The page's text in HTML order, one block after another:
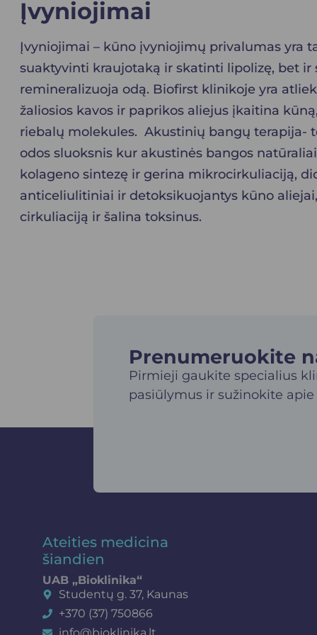
Įvyniojimai
Įvyniojimai – kūno įvyniojimų privalumas yra
suaktyvinti kraujotaką ir skatinti lipolizę, bet
remineralizuoja odą. Biofirst klinikoje yra
žaliosios kavos ir paprikos aliejus įkaitina
riebalų molekules. Akustinių bangų terapija-
odos sluoksnis kur akustinės bangos
kolageno sintezę ir gerina mikrocirkuliaciją,
anticeliulitiniai ir detoksikuojantys kūno
cirkuliaciją ir šalina toksinus.
Prenumeruokite
Pirmieji gaukite specialius
pasiūlymus ir sužinokite apie
Ateities medicina
šiandien
UAB „Bioklinika“
Studentų g. 37, Kaunas
+370 (37) 750866